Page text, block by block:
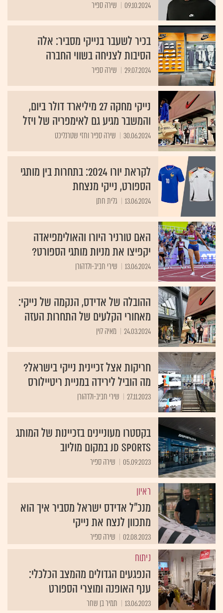
09.10.2024 שירה ספיר
בכיר לשעבר בנייקי מסביר: אלה
הסיבות לצניחה בשווי החברה
29.07.2024 שירה ספיר
נייקי מחקה 27 מיליארד דולר ביום,
והמשבר מגיע גם לאימפריה של ויזל
30.06.2024 שירה ספיר וחזי שטרנליכט
לקראת יורו 2024: בתחרות בין מותגי
הספורט, נייקי מנצחת
13.06.2024 גלית חתן
האם טורניר היורו והאולימפיאדה
יקפיצו את מניות מותגי הספורט?
13.06.2024 שירי חביב-ולדהורן
ההובלה של אדידס, הנקמה של נייקי:
מאחורי הקלעים של התחרות העזה
24.03.2024 מאיה לוין
חריקות אצל זכיינית נייקי בישראל?
מה הוביל לירידה במניית ריטיילורס
27.11.2023 שירי חביב-ולדהורן
בקסטרו מעוניינים בזכיינות של המותג
JD sports במקום מוליוב
05.09.2023 שירה ספיר
ראיון
מנכ"ל אדידס ישראל מסביר איך הוא
מתכוון לנצח את נייקי
02.08.2023 שירה ספיר
ניתוח
הנפגעים הגדולים מהמצב הכלכלי:
ענף האופנה ומוצרי הספורט
13.06.2023 תמיר בן שחר